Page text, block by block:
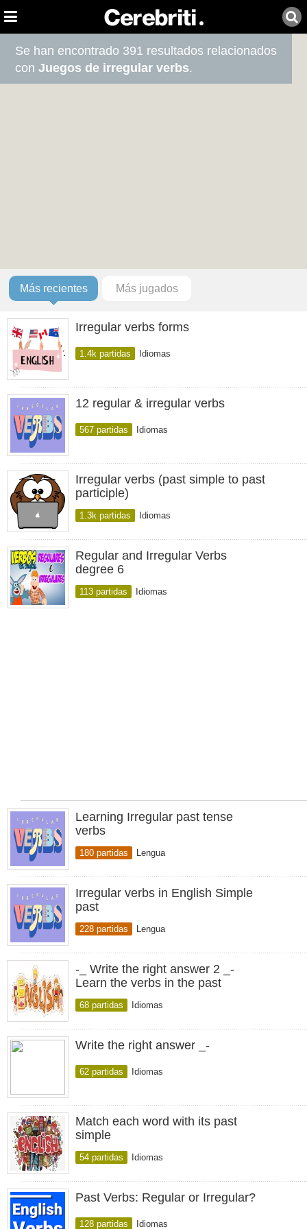
Se han encontrado 391 resultados relacionados
conJuegos de irregular verbs.
Más recientes Más jugados
Irregular verbs forms
1.4k partidas Idiomas
12 regular & irregular verbs
567 partidas Idiomas
Irregular verbs (past simple to past
participle)
1.3k partidas Idiomas
Regular and Irregular Verbs
degree 6
113 partidas Idiomas
Learning Irregular past tense
verbs
180 partidas Lengua
Irregular verbs in English Simple
past
228 partidas Lengua
-_ Write the right answer 2 _-
Learn the verbs in the past
68 partidas Idiomas
Write the right answer _-
62 partidas Idiomas
Match each word with its past
simple
54 partidas Idiomas
Past Verbs: Regular or Irregular?
128 partidas Idiomas